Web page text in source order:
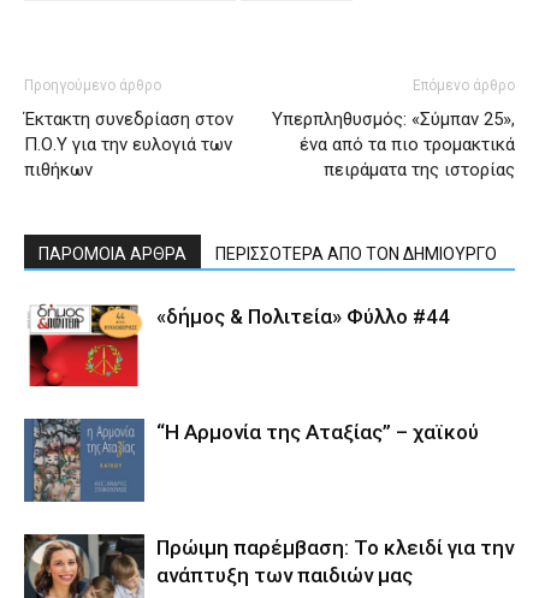
Προηγούμενο άρθρο
Έκτακτη συνεδρίαση στον
Π.Ο.Υ για την ευλογιά των
πιθήκων
Επόμενο άρθρο
Υπερπληθυσμός: «Σύμπαν 25»,
ένα από τα πιο τρομακτικά
πειράματα της ιστορίας
ΠΑΡΟΜΟΙΑ ΑΡΘΡΑ ΠΕΡΙΣΣΟΤΕΡΑ ΑΠΟ ΤΟΝ ΔΗΜΙΟΥΡΓΟ
«δήμος & Πολιτεία» Φύλλο #44
“Η Αρμονία της Αταξίας” – χαϊκού
Πρώιμη παρέμβαση: Το κλειδί για την
ανάπτυξη των παιδιών µας